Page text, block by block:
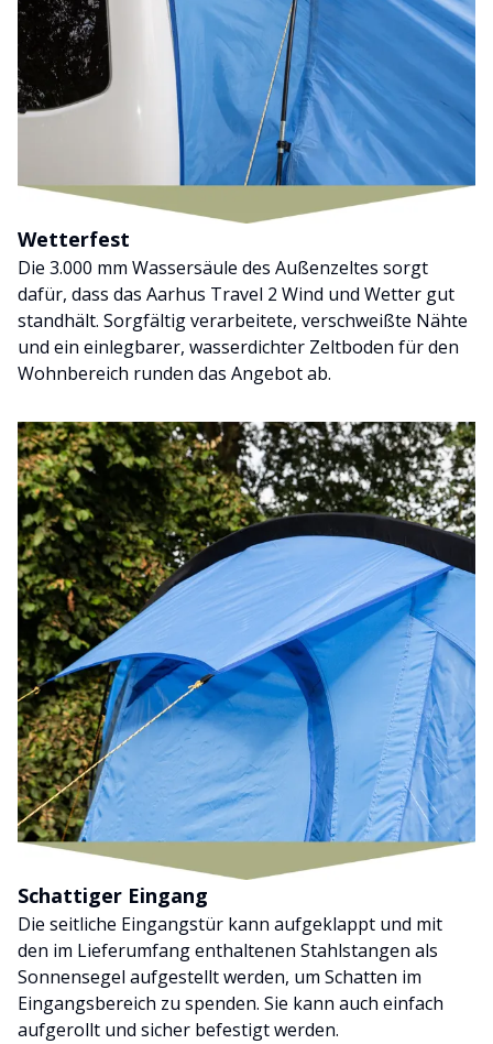
Wetterfest
Die 3.000 mm Wassersäule des Außenzeltes sorgt
dafür, dass das Aarhus Travel 2 Wind und Wetter gut
standhält. Sorgfältig verarbeitete, verschweißte Nähte
und ein einlegbarer, wasserdichter Zeltboden für den
Wohnbereich runden das Angebot ab.
Schattiger Eingang
Die seitliche Eingangstür kann aufgeklappt und mit
den im Lieferumfang enthaltenen Stahlstangen als
Sonnensegel aufgestellt werden, um Schatten im
Eingangsbereich zu spenden. Sie kann auch einfach
aufgerollt und sicher befestigt werden.